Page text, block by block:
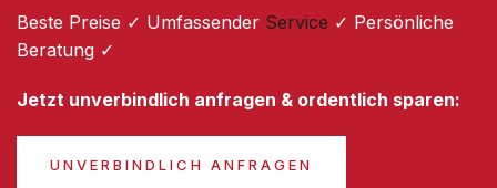
Beste Preise ✓ Umfassender Service ✓ Persönliche
Beratung ✓
Jetzt unverbindlich anfragen & ordentlich sparen:
UNVERBINDLICH ANFRAGEN